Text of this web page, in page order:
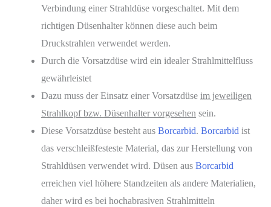
Verbindung einer Strahldüse vorgeschaltet. Mit dem
richtigen Düsenhalter können diese auch beim
Druckstrahlen verwendet werden.
Durch die Vorsatzdüse wird ein idealer Strahlmittelfluss
gewährleistet
Dazu muss der Einsatz einer Vorsatzdüse im jeweiligen
Strahlkopf bzw. Düsenhalter vorgesehen sein.
Diese Vorsatzdüse besteht aus Borcarbid. Borcarbid ist
das verschleißfesteste Material, das zur Herstellung von
Strahldüsen verwendet wird. Düsen aus Borcarbid
erreichen viel höhere Standzeiten als andere Materialien,
daher wird es bei hochabrasiven Strahlmitteln